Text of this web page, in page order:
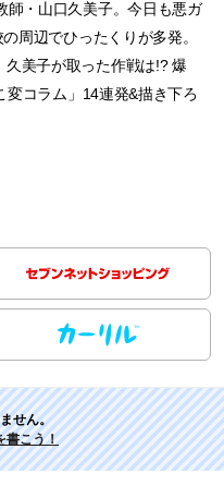
師・山口久美子。今日も悪ガ
周辺でひったくりが多発。
美子が取った作戦は!? 爆
コラム」14連発&描き下ろ
せん。
書こう！